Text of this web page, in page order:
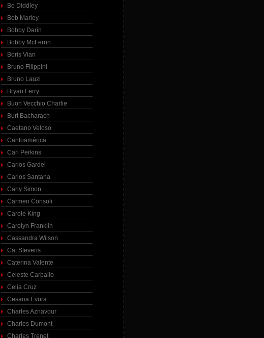
Bo Diddley
Bob Marley
Bobby Darin
Bobby McFerrin
Boris Vian
Bruno Filippini
Bruno Lauzi
Bryan Ferry
Buon Vecchio Charlie
Burt Bacharach
Caetano Veloso
Cantoamérica
Carl Perkins
Carlos Gardel
Carlos Santana
Carly Simon
Carmen Consoli
Carole King
Carolyn Franklin
Cassandra Wilson
Cat Stevens
Caterina Valente
Celeste Carballo
Celia Cruz
Cesaria Evora
Charles Aznavour
Charles Dumont
Charles Trenet